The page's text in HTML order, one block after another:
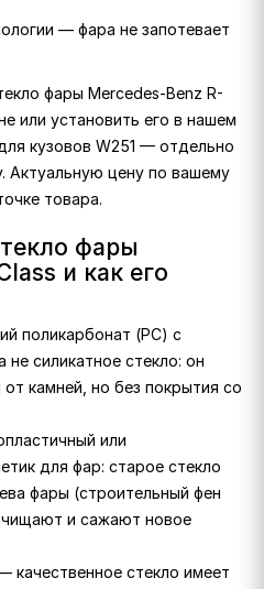
— фара не запотевает
фары Mercedes-Benz R-
или установить его в нашем
кузовов W251 — отдельно
Актуальную цену по вашему
товара.
фары
и как его
поликарбонат (PC) с
силикатное стекло: он
от камней, но без покрытия со
или
для фар: старое стекло
фары (строительный фен
и сажают новое
качественное стекло имеет